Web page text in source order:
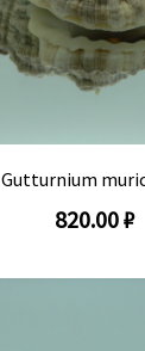
Gutturnium
820.00 ₽